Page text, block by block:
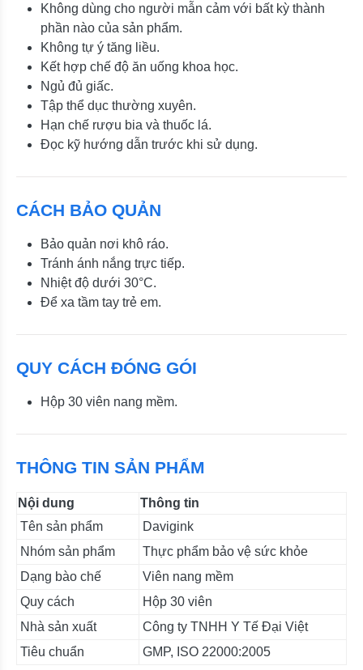
Không dùng cho người mẫn cảm với bất kỳ thành
phần nào của sản phẩm.
Không tự ý tăng liều.
Kết hợp chế độ ăn uống khoa học.
Ngủ đủ giấc.
Tập thể dục thường xuyên.
Hạn chế rượu bia và thuốc lá.
Đọc kỹ hướng dẫn trước khi sử dụng.
CÁCH BẢO QUẢN
Bảo quản nơi khô ráo.
Tránh ánh nắng trực tiếp.
Nhiệt độ dưới 30°C.
Để xa tầm tay trẻ em.
QUY CÁCH ĐÓNG GÓI
Hộp 30 viên nang mềm.
THÔNG TIN SẢN PHẨM
Nội dung
Thông tin
Tên sản phẩm
Davigink
Nhóm sản phẩm
Thực phẩm bảo vệ sức khỏe
Dạng bào chế
Viên nang mềm
Quy cách
Hộp 30 viên
Nhà sản xuất
Công ty TNHH Y Tế Đại Việt
Tiêu chuẩn
GMP, ISO 22000:2005